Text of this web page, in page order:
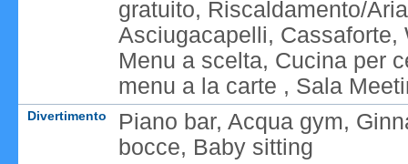
gratuito, Riscaldamento/
Asciugacapelli, Cassaforte,
Menu a scelta, Cucina per
menu a la carte , Sala
Divertimento
Piano bar, Acqua gym,
bocce, Baby sitting